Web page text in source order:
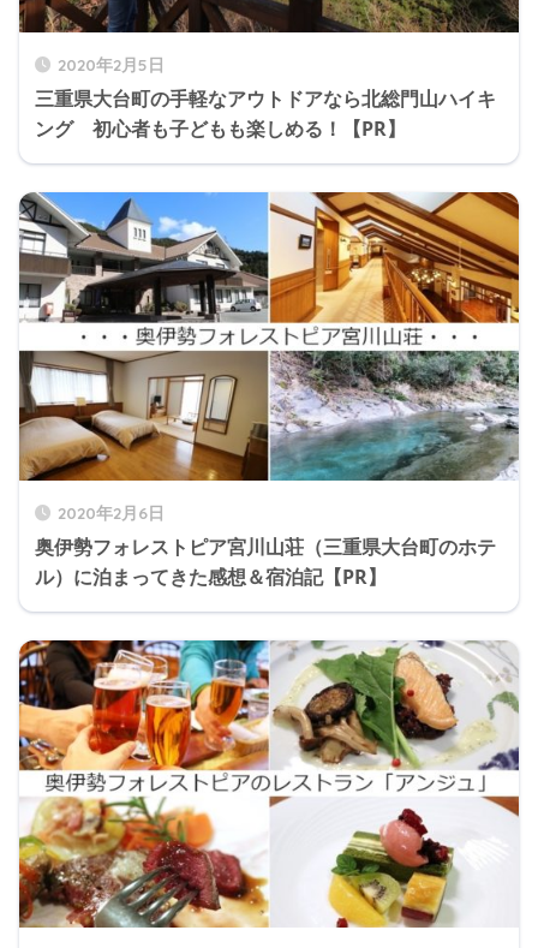
2020年2月5日
三重県大台町の手軽なアウトドアなら北総門山ハイキ
ング 初心者も子どもも楽しめる！【PR】
2020年2月6日
奥伊勢フォレストピア宮川山荘（三重県大台町のホテ
ル）に泊まってきた感想＆宿泊記【PR】